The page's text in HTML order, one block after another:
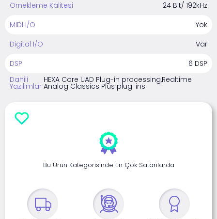
Örnekleme Kalitesi
24 Bit/ 192kHz
MIDI I/O
Yok
Digital I/O
Var
DSP
6 DSP
Dahili
Yazılımlar
HEXA Core UAD Plug-in processing,Realtime
Analog Classics Plus plug-ins
Bu Ürün Kategorisinde En Çok Satanlarda